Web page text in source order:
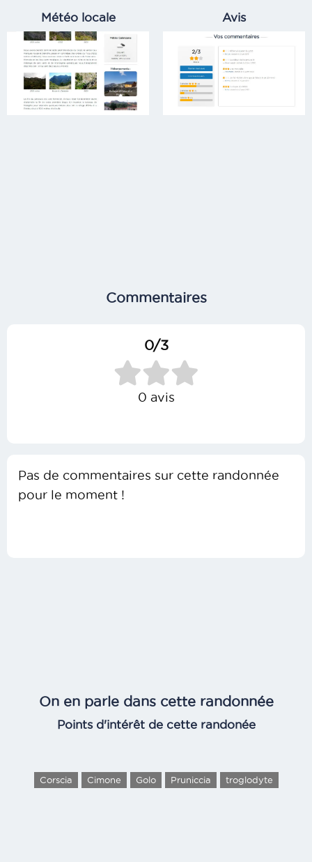
Météo locale Avis
Commentaires
0/3
0 avis
Pas de commentaires sur cette randonnée
pour le moment !
On en parle dans cette randonnée
Points d'intérêt de cette randonée
Corscia Cimone Golo Pruniccia troglodyte